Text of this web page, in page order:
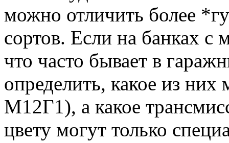
можно отличить более
сортов. Если на банках с
что часто бывает в
определить, какое из
М12Г1), а какое
цвету могут только